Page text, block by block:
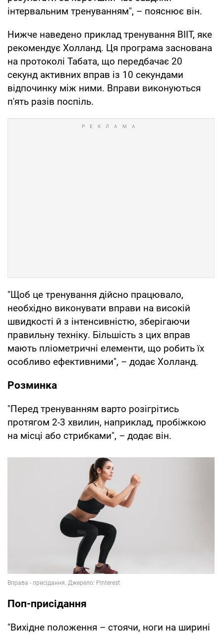
інтервальним тренуванням", – пояснює він.
Нижче наведено приклад тренування ВIIT, яке
рекомендує Холланд. Ця програма заснована
на протоколі Табата, що передбачає 20
секунд активних вправ із 10 секундами
відпочинку між ними. Вправи виконуються
п'ять разів поспіль.
"Щоб це тренування дійсно працювало,
необхідно виконувати вправи на високій
швидкості й з інтенсивністю, зберігаючи
правильну техніку. Більшість з цих вправ
мають пліометричні елементи, що робить їх
особливо ефективними", – додає Холланд.
Розминка
"Перед тренуванням варто розігрітись
протягом 2-3 хвилин, наприклад, пробіжкою
на місці або стрибками", – додає він.
Поп-присідання
"Вихідне положення – стоячи, ноги на ширині